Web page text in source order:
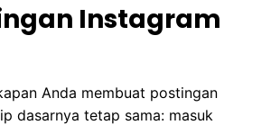
Instagram
Anda membuat postingan
dasarnya tetap sama: masuk